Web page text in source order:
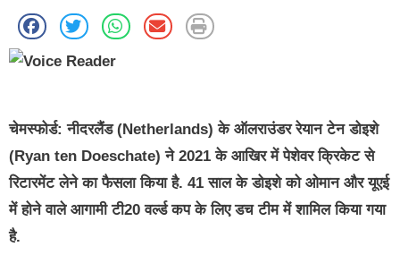
चेमस्फोर्ड:नीदरलैंड (Netherlands) के ऑलराउंडर रेयान टेन डोइशे
(Ryan ten Doeschate) ने 2021 के आखिर में पेशेवर क्रिकेट से
रिटारमेंट लेने का फैसला किया है. 41 साल के डोइशे को ओमान और यूएई
में होने वाले आगामी टी20 वर्ल्ड कप के लिए डच टीम में शामिल किया गया
है.